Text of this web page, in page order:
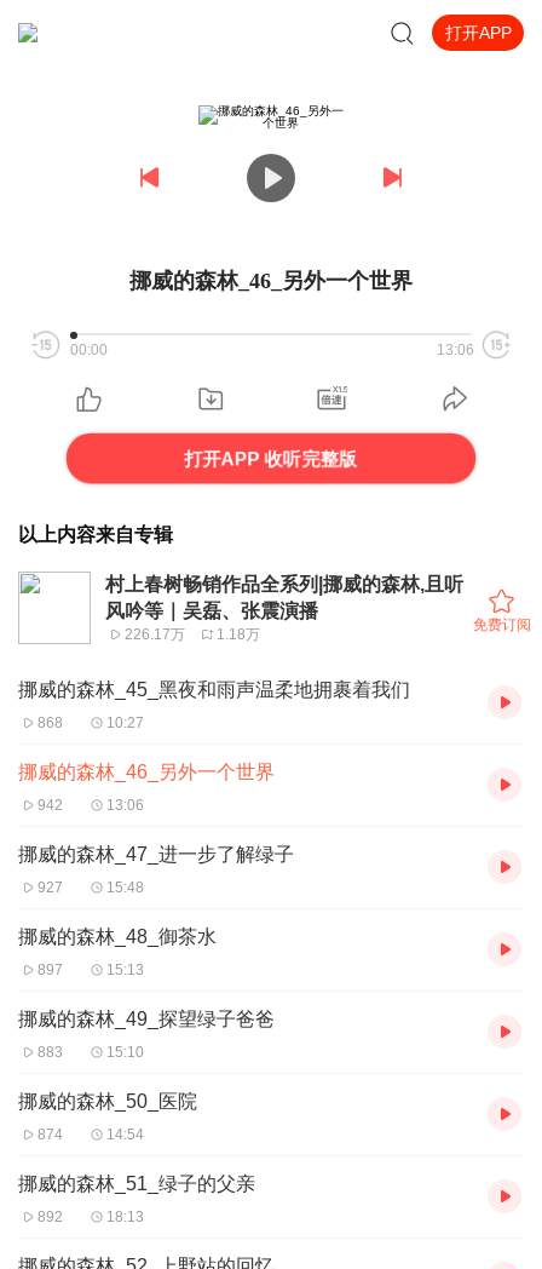
打开APP
挪威的森林_46_另外一个世界
00:00 13:06
打开APP 收听完整版
以上内容来自专辑
村上春树畅销作品全系列|挪威的森林,且听
风吟等｜吴磊、张震演播
226.17万 1.18万
免费订阅
挪威的森林_45_黑夜和雨声温柔地拥裹着我们
868 10:27
挪威的森林_46_另外一个世界
942 13:06
挪威的森林_47_进一步了解绿子
927 15:48
挪威的森林_48_御茶水
897 15:13
挪威的森林_49_探望绿子爸爸
883 15:10
挪威的森林_50_医院
874 14:54
挪威的森林_51_绿子的父亲
892 18:13